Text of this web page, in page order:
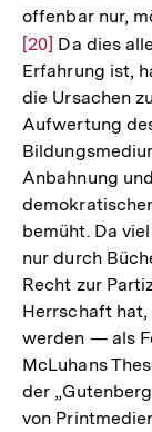
offenbar nur,
[20] Da dies
Erfahrung ist,
die Ursachen
Aufwertung
Anbahnung
bemüht. Da
nur durch
Recht zur
Herrschaft
werden — als
McLuhans
der
von